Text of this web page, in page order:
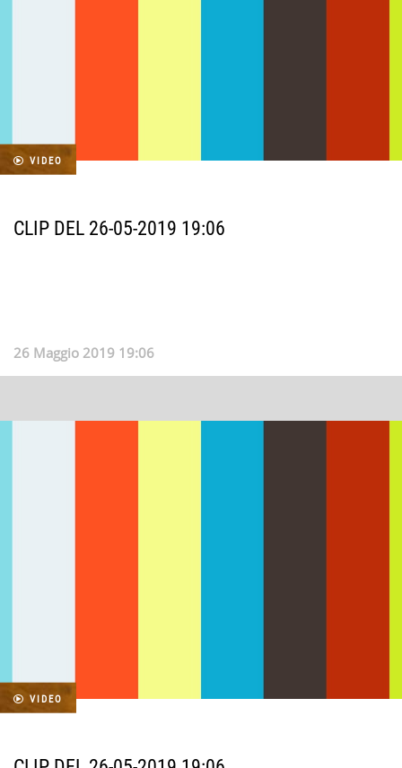
VIDEO
CLIP DEL 26-05-2019 19:06
26 Maggio 2019 19:06
VIDEO